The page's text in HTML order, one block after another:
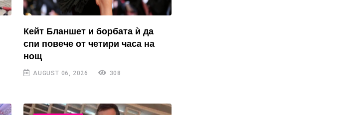
Кейт Бланшет и борбата ѝ да
спи повече от четири часа на
нощ
AUGUST 06, 2026 308